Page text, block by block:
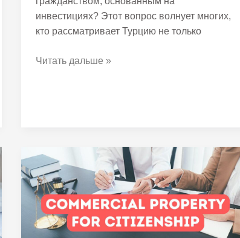
инвестициях? Этот вопрос волнует многих,
кто рассматривает Турцию не только
Читать дальше »
Могу
ли
я
получить
гражданство